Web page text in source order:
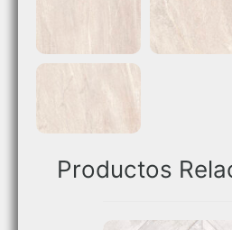
Productos